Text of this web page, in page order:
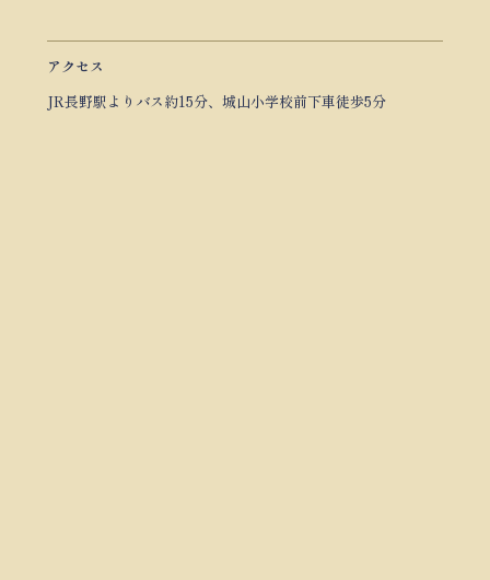
アクセス
JR長野駅よりバス約15分、城山小学校前下車徒歩5分